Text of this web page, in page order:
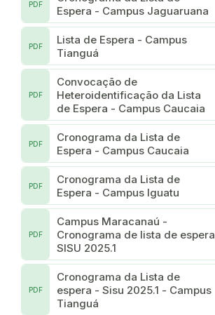
Espera - Campus Jaguaruana
PDF
Lista de Espera - Campus
Tianguá
PDF
Convocação de
Heteroidentificação da Lista
de Espera - Campus Caucaia
PDF
Cronograma da Lista de
Espera - Campus Caucaia
PDF
Cronograma da Lista de
Espera - Campus Iguatu
PDF
Campus Maracanaú -
Cronograma de lista de espera
SISU 2025.1
PDF
Cronograma da Lista de
espera - Sisu 2025.1 - Campus
Tianguá
PDF